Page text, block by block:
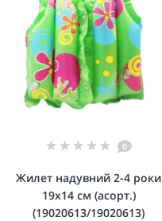
0
Жилет надувний 2-4 роки
19х14 см (асорт.)
(19020613/19020613)